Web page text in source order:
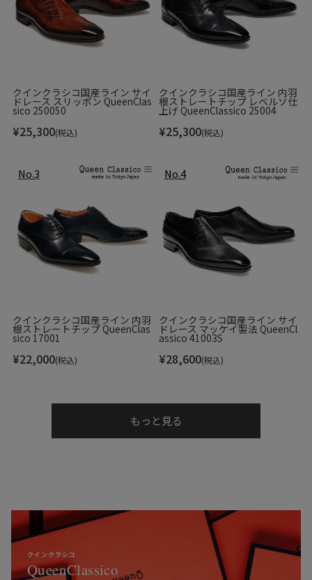
クインクラシコ国産ライン サイ
ドレース スリッポン QueenClas
sico 250050
¥25,300(税込)
クインクラシコ国産ライン 内羽
根ストレートチップ レベルソ仕
上げ QueenClassico 25004
¥25,300(税込)
クインクラシコ国産ライン 内羽
根ストレートチップ QueenClas
sico 17001
¥22,000(税込)
クインクラシコ国産ライン サイ
ドレース マッケイ製法 QueenCl
assico 41003S
¥28,600(税込)
もっと見る
クインクラシコ
QueenClassico